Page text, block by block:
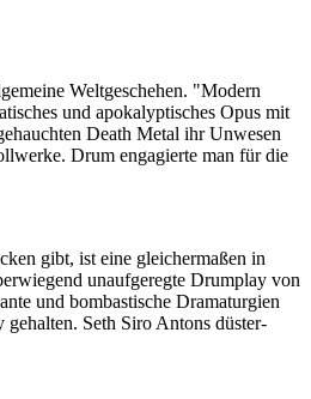
Weltgeschehen. "Modern
und apokalyptisches Opus mit
Death Metal ihr Unwesen
Drum engagierte man für die
gibt, ist eine gleichermaßen in
unaufgeregte Drumplay von
und bombastische Dramaturgien
gehalten. Seth Siro Antons düster-